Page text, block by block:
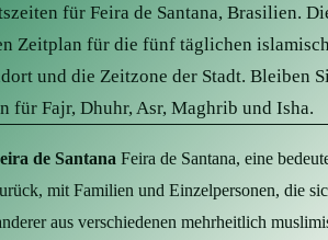
für Feira de Santana, Brasilien.
Zeitplan für die fünf täglichen
und die Zeitzone der Stadt. Bleiben
für Fajr, Dhuhr, Asr, Maghrib und Isha.
de Santana Feira de Santana, eine
mit Familien und Einzelpersonen, die
aus verschiedenen mehrheitlich